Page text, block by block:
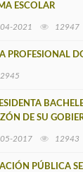
ESCOLAR
2021 12947
PROFESIONAL
DE SU
2017 12943
PÚBLICA